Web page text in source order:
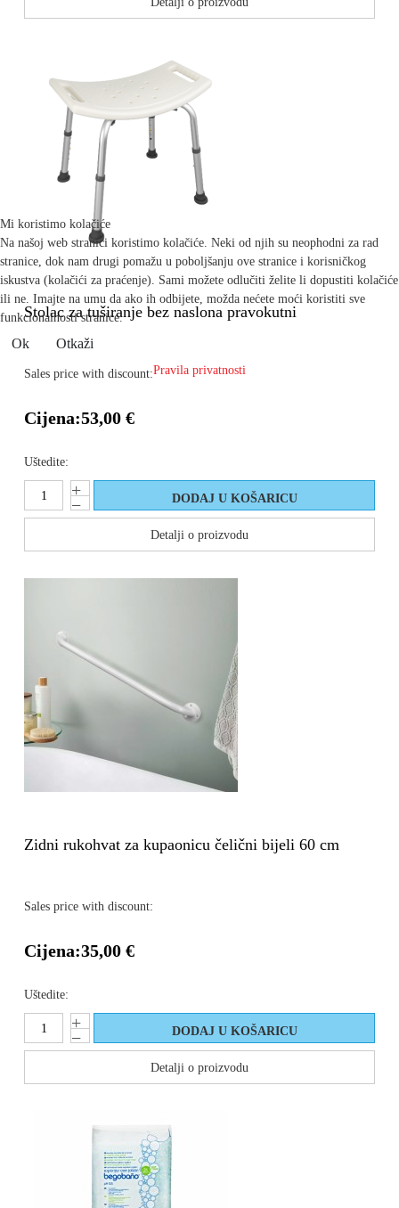
Stolac za tuširanje bez naslona pravokutni
Sales price with discount:
Cijena:53,00 €
Uštedite:
Detalji o proizvodu
Zidni rukohvat za kupaonicu čelični bijeli 60 cm
Sales price with discount:
Cijena:35,00 €
Uštedite:
Detalji o proizvodu
Mi koristimo kolačiće
Na našoj web stranici koristimo kolačiće. Neki od njih su neophodni za rad
stranice, dok nam drugi pomažu u poboljšanju ove stranice i korisničkog
iskustva (kolačići za praćenje). Sami možete odlučiti želite li dopustiti kolačiće
ili ne. Imajte na umu da ako ih odbijete, možda nećete moći koristiti sve
funkcionalnosti stranice.
Ok Otkaži
Pravila privatnosti